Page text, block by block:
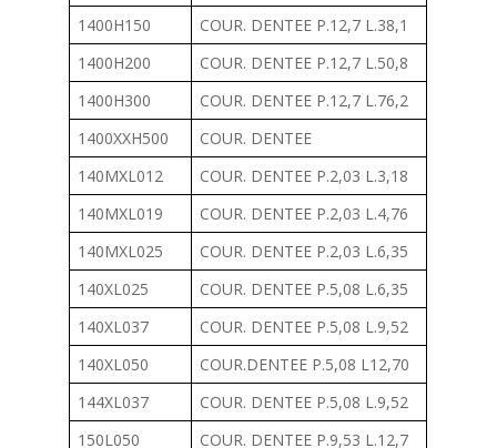
1400H150
COUR. DENTEE P.12,7 L.38,1
1400H200
COUR. DENTEE P.12,7 L.50,8
1400H300
COUR. DENTEE P.12,7 L.76,2
1400XXH500
COUR. DENTEE
140MXL012
COUR. DENTEE P.2,03 L.3,18
140MXL019
COUR. DENTEE P.2,03 L.4,76
140MXL025
COUR. DENTEE P.2,03 L.6,35
140XL025
COUR. DENTEE P.5,08 L.6,35
140XL037
COUR. DENTEE P.5,08 L.9,52
140XL050
COUR.DENTEE P.5,08 L12,70
144XL037
COUR. DENTEE P.5,08 L.9,52
150L050
COUR. DENTEE P.9,53 L.12,7